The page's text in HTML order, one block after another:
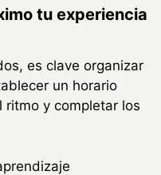
tu experiencia
es clave organizar
un horario
ritmo y completar los